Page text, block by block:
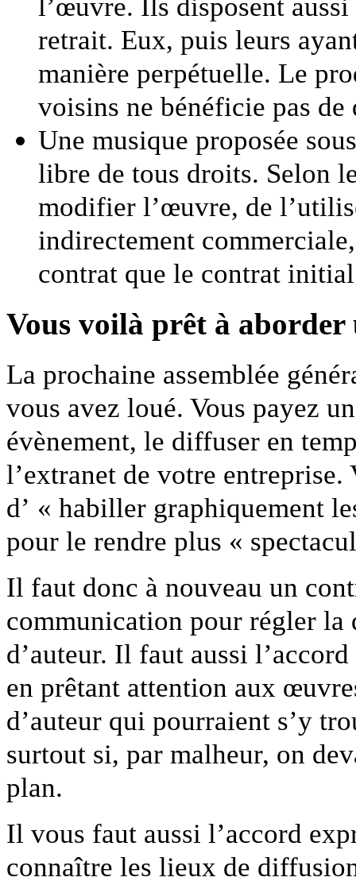
retrait. Eux, puis leurs
manière perpétuelle. Le
voisins ne bénéficie pas
Une musique proposée
libre de tous droits. Selon
modifier l’œuvre, de
indirectement
contrat que le contrat
Vous voilà prêt à aborder
La prochaine assemblée
vous avez loué. Vous payez
évènement, le diffuser en
l’extranet de votre
d’ « habiller graphiquement
pour le rendre plus «
Il faut donc à nouveau un
communication pour régler la
d’auteur. Il faut aussi
en prêtant attention aux
d’auteur qui pourraient s’y
surtout si, par malheur, on
plan.
Il vous faut aussi l’accord
connaître les lieux de